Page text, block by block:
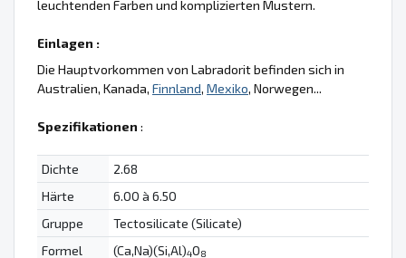
leuchtenden Farben und komplizierten Mustern.
Einlagen :
Die Hauptvorkommen von Labradorit befinden sich in
Australien, Kanada, Finnland, Mexiko, Norwegen...
Spezifikationen :
Dichte
2.68
Härte
6.00 à 6.50
Gruppe
Tectosilicate (Silicate)
Formel
(Ca,Na)(Si,Al)4O8